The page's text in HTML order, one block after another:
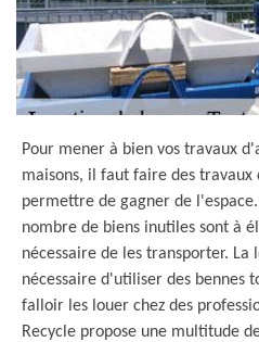
Pour mener à bien vos travaux
maisons, il faut faire des travaux
permettre de gagner de l'espace.
nombre de biens inutiles sont à
nécessaire de les transporter.
nécessaire d'utiliser des bennes
falloir les louer chez des
Recycle propose une multitude